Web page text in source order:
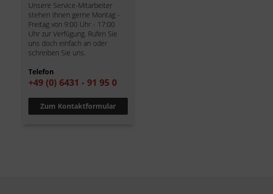
Unsere Service-Mitarbeiter
stehen Ihnen gerne Montag -
Freitag von 9:00 Uhr - 17:00
Uhr zur Verfügung. Rufen Sie
uns doch einfach an oder
schreiben Sie uns.
Telefon
+49 (0) 6431 - 91 95 0
Zum Kontaktformular